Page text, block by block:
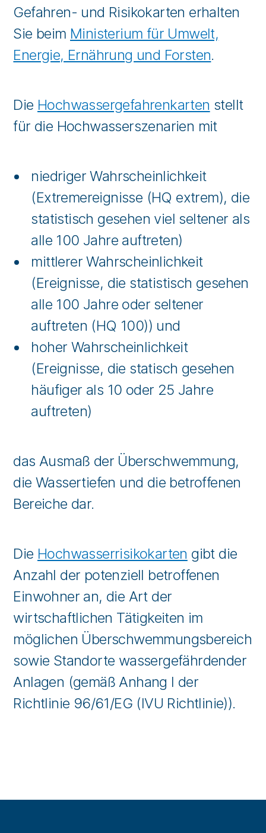
Gefahren- und Risikokarten erhalten
Sie beim Ministerium für Umwelt,
Energie, Ernährung und Forsten.
Die Hochwassergefahrenkarten stellt
für die Hochwasserszenarien mit
niedriger Wahrscheinlichkeit
(Extremereignisse (HQ extrem), die
statistisch gesehen viel seltener als
alle 100 Jahre auftreten)
mittlerer Wahrscheinlichkeit
(Ereignisse, die statistisch gesehen
alle 100 Jahre oder seltener
auftreten (HQ 100)) und
hoher Wahrscheinlichkeit
(Ereignisse, die statisch gesehen
häufiger als 10 oder 25 Jahre
auftreten)
das Ausmaß der Überschwemmung,
die Wassertiefen und die betroffenen
Bereiche dar.
Die Hochwasserrisikokarten gibt die
Anzahl der potenziell betroffenen
Einwohner an, die Art der
wirtschaftlichen Tätigkeiten im
möglichen Überschwemmungsbereich
sowie Standorte wassergefährdender
Anlagen (gemäß Anhang I der
Richtlinie 96/61/EG (IVU Richtlinie)).